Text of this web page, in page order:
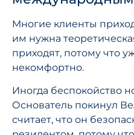
Многие клиенты
им нужна
приходят, потому что
некомфортно.
Иногда беспокойство
Основатель покинул
считает, что он